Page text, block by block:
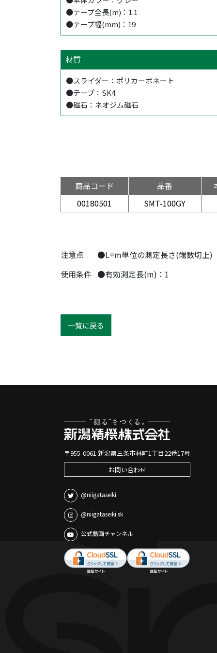
●テープ全長(m)：1.1
●テープ幅(mm)：19
材質
●スライダー：ポリカーボネート
●テープ：SK4
●磁石：ネオジム磁石
商品コード 品番
00180501
SMT-100GY
注意点
●L=m単位の測定長さ(端数切上)
使用条件 ●有効測定長(m)：1
一覧に戻る
〒955-0061 新潟県三条市林町1丁目22番17号
お問い合わせ
@niigataseiki
@niigataseiki.sk
公式動画チャンネル